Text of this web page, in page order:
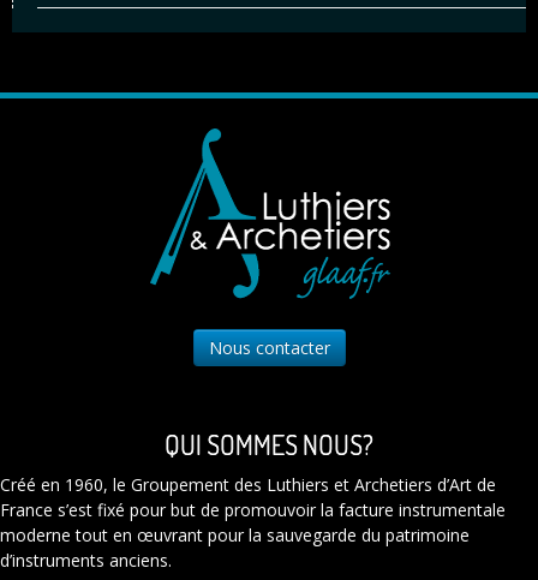
Nous contacter
QUI SOMMES NOUS?
Créé en 1960, le Groupement des Luthiers et Archetiers d’Art de
France s’est fixé pour but de promouvoir la facture instrumentale
moderne tout en œuvrant pour la sauvegarde du patrimoine
d’instruments anciens.